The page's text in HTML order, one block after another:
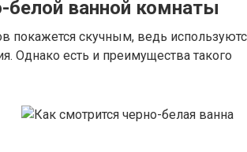
белой ванной комнаты
покажется скучным, ведь
Однако есть и преимущества такого